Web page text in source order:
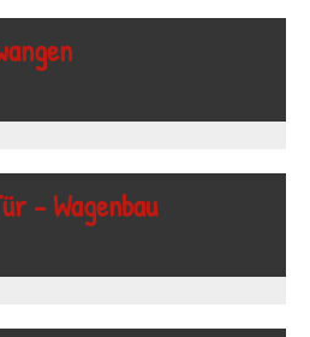
- Wagenbau